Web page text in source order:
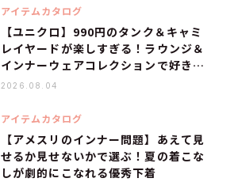
アイテムカタログ
【ユニクロ】990円のタンク＆キャミ
レイヤードが楽しすぎる！ラウンジ＆
インナーウェアコレクションで好きな
組み合わせを探そう
2026.08.04
アイテムカタログ
【アメスリのインナー問題】あえて見
せるか見せないかで選ぶ！夏の着こな
しが劇的にこなれる優秀下着